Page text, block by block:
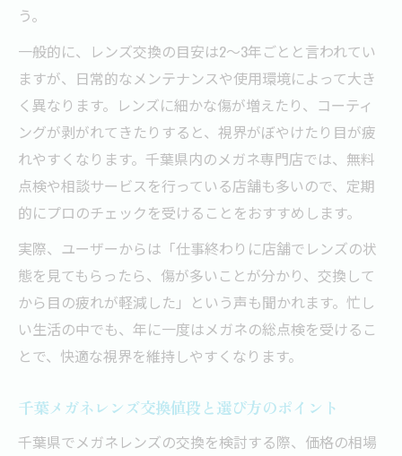
う。
一般的に、レンズ交換の目安は2〜3年ごとと言われてい
ますが、日常的なメンテナンスや使用環境によって大き
く異なります。レンズに細かな傷が増えたり、コーティ
ングが剥がれてきたりすると、視界がぼやけたり目が疲
れやすくなります。千葉県内のメガネ専門店では、無料
点検や相談サービスを行っている店舗も多いので、定期
的にプロのチェックを受けることをおすすめします。
実際、ユーザーからは「仕事終わりに店舗でレンズの状
態を見てもらったら、傷が多いことが分かり、交換して
から目の疲れが軽減した」という声も聞かれます。忙し
い生活の中でも、年に一度はメガネの総点検を受けるこ
とで、快適な視界を維持しやすくなります。
千葉メガネレンズ交換値段と選び方のポイント
千葉県でメガネレンズの交換を検討する際、価格の相場